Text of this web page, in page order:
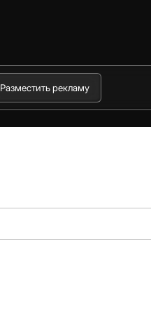
Разместить рекламу